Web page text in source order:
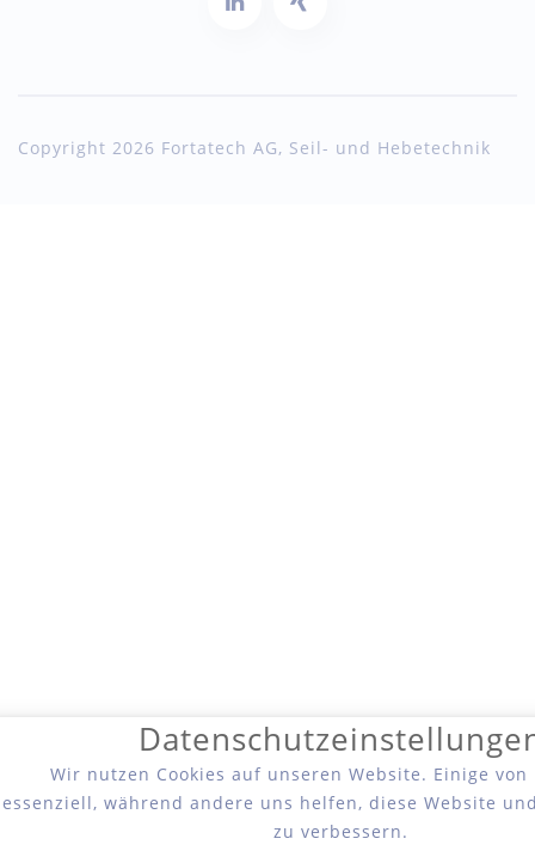
Copyright 2026 Fortatech AG, Seil- und Hebetechnik
Wir nutzen Cookies auf unseren Website. Einige
essenziell, während andere uns helfen, diese Website
zu verbessern.